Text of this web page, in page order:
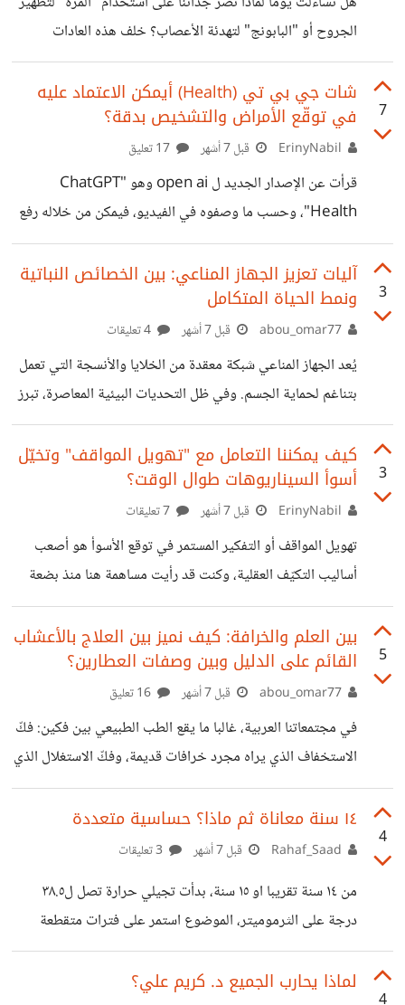
على خلايا في أطباق مخبرية أو حتى على الفئران، فعليك أن
تدرك أن هذه النتائج أولية جدا ولا تعني
الجروح أو "البابونج" لتهدئة الأعصاب؟ خلف هذه العادات
البسيطة تكمن كنوز معرفية تراكمت عبر آلاف السنين، واليوم، لم
يعد العلم ينظر إلى هذه الوصفات بوصفها فلكلورا شعبيا، بل
يعاملها كخريطة طريق لاختصار عقود من البحث عن أدوية
للأمراض المستعصية. تبدأ هذه الرحلة من رفوف المكتبات
القديمة، حيث تبرز جهود مؤسسات عربية رائدة مثل "مركز
الإمام الحسين لترميم وصيانة المخطوطات"، إذ لا تقتصر المهمة
7
شات جي بي تي (Health) أيمكن الاعتماد عليه
في توقّع الأمراض والتشخيص بدقة؟
قبل 7 أشهر
قرأت عن الإصدار الجديد ل open ai وهو "ChatGPT
Health"، وحسب ما وصفوه في الفيديو، فيمكن من خلاله رفع
كل الملفات الطبية الكاملة للمريض وربط أي تطبيقات يستخدمها
لمتابعة حالته الصحية، ويمكن متابعة الأعراض اليومية لأي
مرض مزمن، أو سؤاله عن الطعام المناسب في حالات الأمراض
المناعية وحالات السرطان وغيرها، أي باعتباره مساعد شخصي
يوّفر إجابات لمعظم التساؤلات التي قد يضطر المريض لانتظار
جلسات الطبيب، ولا يعرف كيف يتصرف في مع كل سؤال يخص
3
آليات تعزيز الجهاز المناعي: بين الخصائص النباتية
ونمط الحياة المتكامل
قبل 7 أشهر
يُعد الجهاز المناعي شبكة معقدة من الخلايا والأنسجة التي تعمل
بتناغم لحماية الجسم. وفي ظل التحديات البيئية المعاصرة، تبرز
أهمية دعم هذه المنظومة ليس فقط من خلال المكملات، بل عبر
فهم العوامل المؤثرة في كفاءتها ودمج العناصر الطبيعية ضمن
نظام حياتي شامل. أولا: مسببات ضعف الاستجابة المناعية قبل
البحث عن طرق التقوية، من الضروري تحديد العوامل التي تؤدي
إلى تراجع كفاءة الجهاز المناعي، ومن أبرزها: 1.الإجهاد المزمن:
يؤدي الارتفاع المستمر في مستويات هرمون الكورتيزول إلى
3
كيف يمكننا التعامل مع "تهويل المواقف" وتخيّل
أسوأ السيناريوهات طوال الوقت؟
قبل 7 أشهر
تهويل المواقف أو التفكير المستمر في توقع الأسوأ هو أصعب
أساليب التكيّف العقلية، وكنت قد رأيت مساهمة هنا منذ بضعة
أيام تناولت الفكرة، وودت أن أكتب عنه لأنه لا يشبه التوتر
المؤقت قبيل الامتحانات أو حتى القلق الطبيعي حيال أي خطوة
جديدة. الحلقة تبدأ من حياة الشخص نفسه، مواقفه السابقة،
الصدمات التي تعرّض لها، علاقته بالمحيطين به، وعليه يتشكل
هذا النمط، وجزء منه يكون طريقة العقل لحماية صاحبه من
الشعور بأي ألم أو صدمات جديدة، ولكن المشكلة هنا أن تحوّل
5
بين العلم والخرافة: كيف نميز بين العلاج بالأعشاب
القائم على الدليل وبين وصفات العطارين؟
قبل 7 أشهر
في مجتمعاتنا العربية، غالبا ما يقع الطب الطبيعي بين فكين: فكّ
الاستخفاف الذي يراه مجرد خرافات قديمة، وفكّ الاستغلال الذي
تروج له دكاكين العطارة بوصفات تُعالج كل شيء من الصداع
حتى المستحيل. لكن، مع تطور بيولوجيا الخلية وتقنيات
الاستخلاص، لم يعد الطب الطبيعي مجرد اجتهادات. بصفتي
العلمي وكيفية قراءته: 1. المادة الخام مقابل المستخلص المعياري
(Standardized Extract) هذا هو الفارق الجوهري بين العلم
والعطارة. العطار يبيعك أزهارا أو أوراقا
4
١٤ سنة معاناة ثم ماذا؟ حساسية متعددة
قبل 7 أشهر
من ١٤ سنة تقريبا او ١٥ سنة، بدأت تجيلي حرارة تصل ل٣٨.٥
درجة على الثرموميتر، الموضوع استمر على فترات متقطعة
لسنوات تقريبا ١٥ سنة! وصلت بي لدرجة أنني كنت هامدة جدا و
لماذا يحارب الجميع د. كريم علي؟